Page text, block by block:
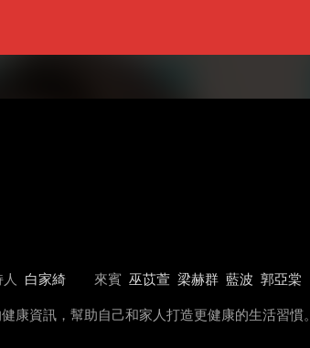
白家綺 來賓 巫苡萱 梁赫群 藍波 郭亞棠
康資訊，幫助自己和家人打造更健康的生活習慣。